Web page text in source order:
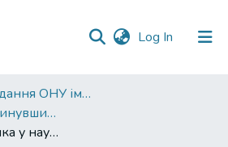
Log In (current)
Наукові видання ОНУ імені І. І. Мечникова
Чорноморська минувшина
Козацька тематика у науковій спадщині В. О. Біднова